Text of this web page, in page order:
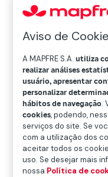
Aviso de
A MAPFRE S.A.utiliza
realizar análises
usuário, apresentar
personalizar
hábitos de navegação.
cookies, podendo,
serviços do site. Se
com a utilização dos
aceitar todos os
uso. Se desejar mais
nossa Política de